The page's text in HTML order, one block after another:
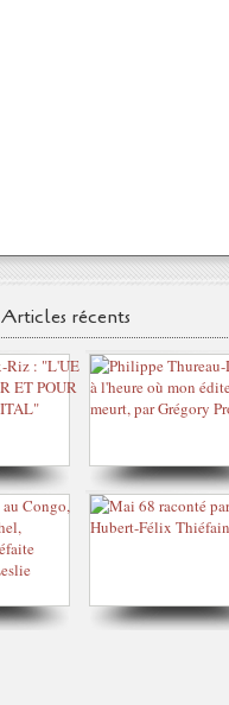
Articles récents